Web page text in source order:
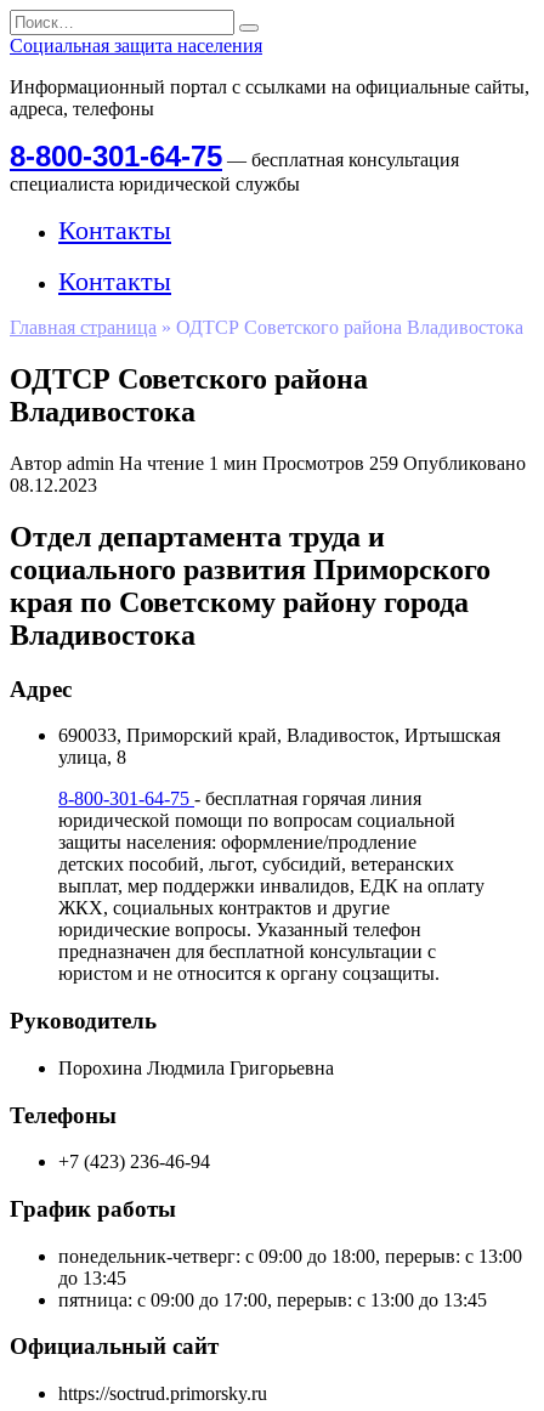
Перейти
к
содержанию
Search
for:
Социальная защита населения
Информационный портал с ссылками на официальные сайты,
адреса, телефоны
8-800-301-64-75 — бесплатная консультация
специалиста юридической службы
Контакты
Контакты
Главная страница » ОДТСР Советского района Владивостока
ОДТСР Советского района
Владивостока
Автор admin На чтение 1 мин Просмотров 259 Опубликовано
08.12.2023
Отдел департамента труда и
социального развития Приморского
края по Советскому району города
Владивостока
Адрес
690033, Приморский край, Владивосток, Иртышская
улица, 8
8-800-301-64-75 - бесплатная горячая линия
юридической помощи по вопросам социальной
защиты населения: оформление/продление
детских пособий, льгот, субсидий, ветеранских
выплат, мер поддержки инвалидов, ЕДК на оплату
ЖКХ, социальных контрактов и другие
юридические вопросы. Указанный телефон
предназначен для бесплатной консультации с
юристом и не относится к органу соцзащиты.
Руководитель
Порохина Людмила Григорьевна
Телефоны
+7 (423) 236-46-94
График работы
понедельник-четверг: с 09:00 до 18:00, перерыв: с 13:00
до 13:45
пятница: с 09:00 до 17:00, перерыв: с 13:00 до 13:45
Официальный сайт
https://soctrud.primorsky.ru